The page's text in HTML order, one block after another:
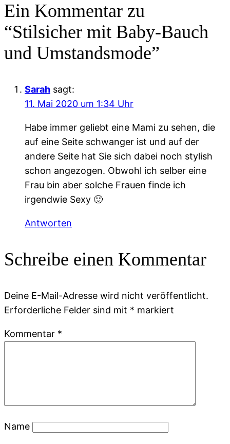
Ein Kommentar zu
“Stilsicher mit Baby-Bauch
und Umstandsmode”
Sarah sagt:
11. Mai 2020 um 1:34 Uhr
Habe immer geliebt eine Mami zu sehen, die
auf eine Seite schwanger ist und auf der
andere Seite hat Sie sich dabei noch stylish
schon angezogen. Obwohl ich selber eine
Frau bin aber solche Frauen finde ich
irgendwie Sexy 🙂
Antworten
Schreibe einen Kommentar
Deine E-Mail-Adresse wird nicht veröffentlicht.
Erforderliche Felder sind mit * markiert
Kommentar *
Name